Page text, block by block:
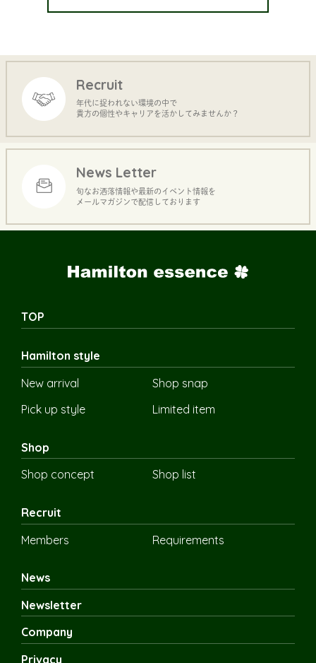
Recruit
年代に捉われない環境の中で
貴方の個性やキャリアを活かしてみませんか？
News Letter
旬なお洒落情報や最新のイベント情報を
メールマガジンで配信しております
TOP
Hamilton style
New arrival
Shop snap
Pick up style
Limited item
Shop
Shop concept
Shop list
Recruit
Members
Requirements
News
Newsletter
Company
Privacy